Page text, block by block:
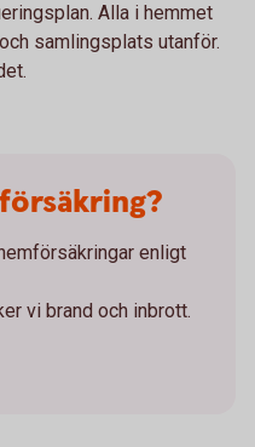
Alla i hemmet
samlingsplats utanför.
enligt
vi brand och inbrott.